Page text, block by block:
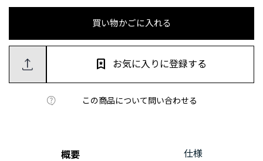
買い物かごに入れる
この商品について問い合わせる
お気に入りに登録する
概要 仕様